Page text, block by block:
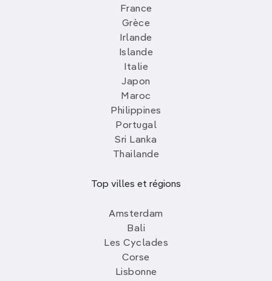
France
Grèce
Irlande
Islande
Italie
Japon
Maroc
Philippines
Portugal
Sri Lanka
Thailande
Top villes et régions
Amsterdam
Bali
Les Cyclades
Corse
Lisbonne